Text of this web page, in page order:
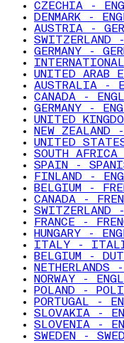
CZECHIA -
DENMARK -
AUSTRIA -
SWITZERLAND -
GERMANY -
UNITED ARAB
AUSTRALIA -
CANADA -
GERMANY -
UNITED
NEW ZEALAND
UNITED
SOUTH
SPAIN -
FINLAND -
BELGIUM -
CANADA -
SWITZERLAND
FRANCE -
HUNGARY -
ITALY -
BELGIUM -
NETHERLANDS
NORWAY -
POLAND -
PORTUGAL -
SLOVAKIA -
SLOVENIA -
SWEDEN -